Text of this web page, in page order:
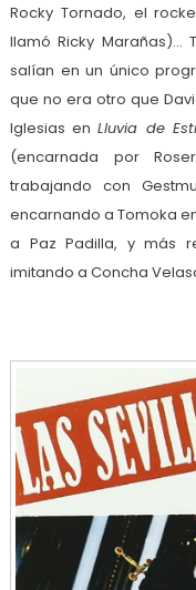
Rocky Tornado, el
llamó Ricky Marañas)…
salían en un único
que no era otro que
Iglesias enLluvia de
(encarnada por
trabajando con
encarnando a Tomoka
a Paz Padilla, y más
imitando a Concha